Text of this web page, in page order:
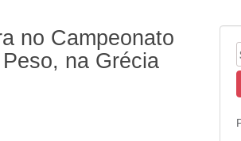
no Campeonato
na Grécia